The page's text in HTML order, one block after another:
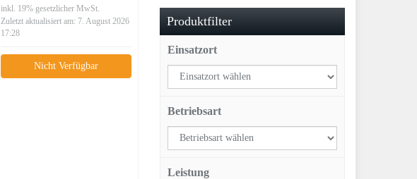
inkl. 19% gesetzlicher MwSt.
Zuletzt aktualisiert am: 7. August 2026
17:28
Nicht Verfügbar
Produktfilter
Einsatzort
Betriebsart
Leistung